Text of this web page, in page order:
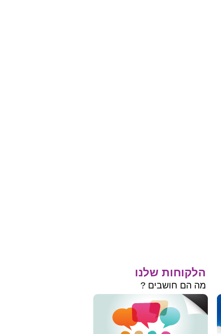
הלקוחות שלנו
מה הם חושבים ?